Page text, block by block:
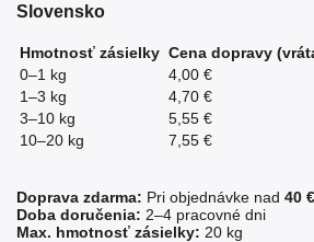
Slovensko
Hmotnosť zásielky Cena dopravy
0–1 kg
4,00 €
1–3 kg
4,70 €
3–10 kg
5,55 €
10–20 kg
7,55 €
Doprava zdarma: Pri objednávke nad 40 €
Doba doručenia: 2–4 pracovné dni
Max. hmotnosť zásielky: 20 kg